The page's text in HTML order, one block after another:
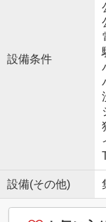
設備条件
設備(その他)